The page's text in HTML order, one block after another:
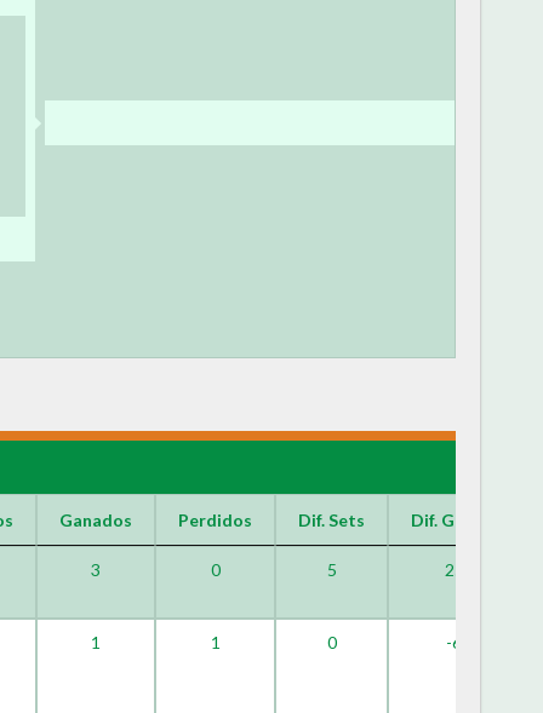
Ganados Perdidos Dif. Sets Dif. Games
3 0 5 25
1 1 0 -6